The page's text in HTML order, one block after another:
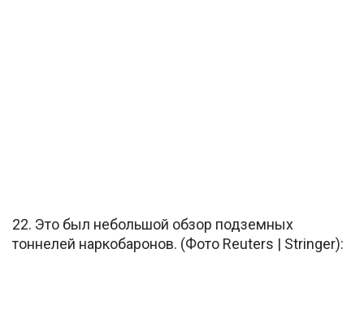
22. Это был небольшой обзор подземных
тоннелей наркобаронов. (Фото Reuters | Stringer):